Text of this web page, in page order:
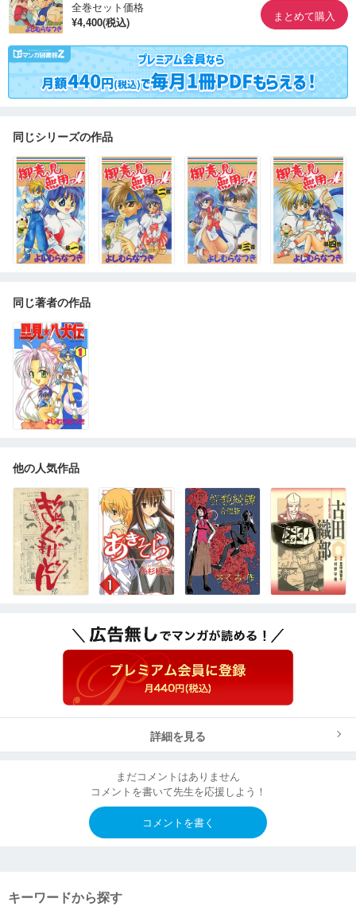
全巻セット価格
¥4,400(税込)
まとめて購入
同じシリーズの作品
同じ著者の作品
他の人気作品
詳細を見る
まだコメントはありません
コメントを書いて先生を応援しよう！
コメントを書く
キーワードから探す